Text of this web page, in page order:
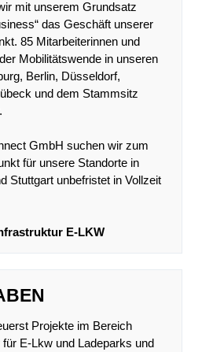
mit unserem Grundsatz
das Geschäft unserer
85 Mitarbeiterinnen und
Mobilitätswende in unseren
Berlin, Düsseldorf,
und dem Stammsitz
GmbH suchen wir zum
für unsere Standorte in
Stuttgart unbefristet in Vollzeit
E-LKW
Projekte im Bereich
E-Lkw und Ladeparks und